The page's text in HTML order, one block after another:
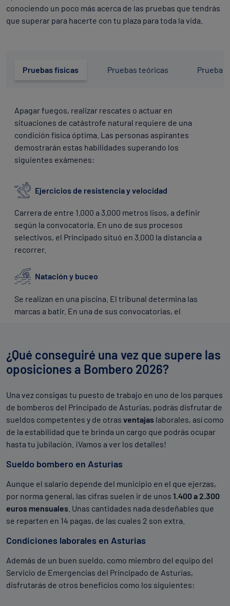
conociendo un poco más acerca de las pruebas que tendrás
que superar para hacerte con tu plaza para toda la vida.
Pruebas físicas Pruebas teóricas Prueba
Apagar fuegos, realizar rescates o actuar en
situaciones de catástrofe natural requiere de una
condición física óptima. Las personas aspirantes
demostrarán estas habilidades superando los
siguientes exámenes:
Ejercicios de resistencia y velocidad
Carrera de entre 1.000 a 3.000 metros lisos, a definir
según la convocatoria. En uno de sus procesos
selectivos, el Principado situó en 3.000 la distancia a
recorrer.
Natación y buceo
Se realizan en una piscina. El tribunal determina las
marcas a batir. En una de sus convocatorias, el
Pruebas de fuerza
Press banca: levantamiento de barra con pesas.
Trepar la cuerda: la distancia a recorrer depende
de la convocatoria. Para que te hagas una idea, en
una de ellas el Gobierno asturiano señaló que sería
de 6 metros para hombres y 5 para mujeres en un
periodo de tiempo de 12 segundos.
incluirseejercicios de dominadas o flexiones.
Otros
Principado incluían:
Vértigo . Ascenso y descenso por una escalera a
una altura de 30 metros con una inclinación de 60
grados.
¿Qué conseguiré una vez que supere las
oposiciones a Bombero 2026?
Una vez consigas tu puesto de trabajo en uno de los parques
de bomberos del Principado de Asturias, podrás disfrutar de
sueldos competentes y de otras ventajas laborales, así como
de la estabilidad que te brinda un cargo que podrás ocupar
hasta tu jubilación. ¡Vamos a ver los detalles!
Sueldo bombero en Asturias
Aunque el salario depende del municipio en el que ejerzas,
por norma general, las cifras suelen ir de unos 1.400 a 2.300
euros mensuales . Unas cantidades nada desdeñables que
se reparten en 14 pagas, de las cuales 2 son extra.
Condiciones laborales en Asturias
Además de un buen sueldo, como miembro del equipo del
Servicio de Emergencias del Principado de Asturias,
disfrutarás de otros beneficios como los siguientes: